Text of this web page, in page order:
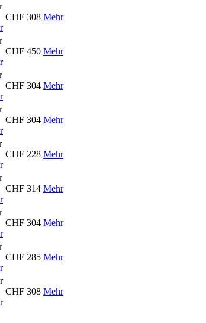
CHF 308 Mehr
CHF 450 Mehr
CHF 304 Mehr
CHF 304 Mehr
CHF 228 Mehr
CHF 314 Mehr
CHF 304 Mehr
CHF 285 Mehr
CHF 308 Mehr